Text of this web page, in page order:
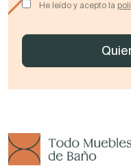
He leído y acepto la